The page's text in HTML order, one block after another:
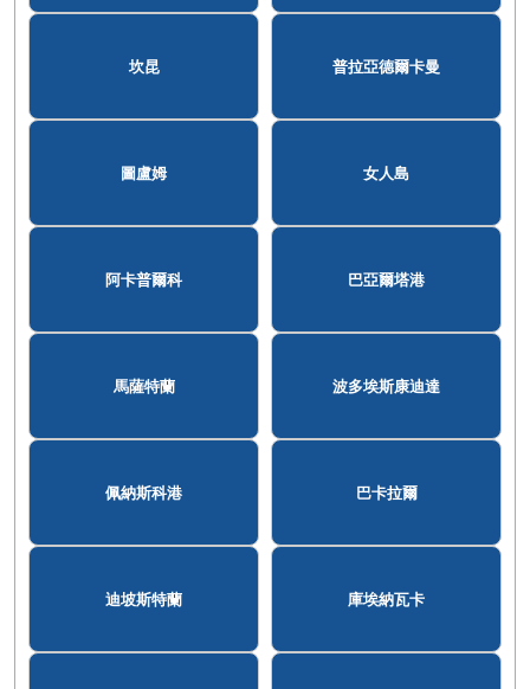
坎昆 普拉亞德爾卡曼
圖盧姆 女人島
阿卡普爾科 巴亞爾塔港
馬薩特蘭 波多埃斯康迪達
佩納斯科港 巴卡拉爾
迪坡斯特蘭 庫埃納瓦卡